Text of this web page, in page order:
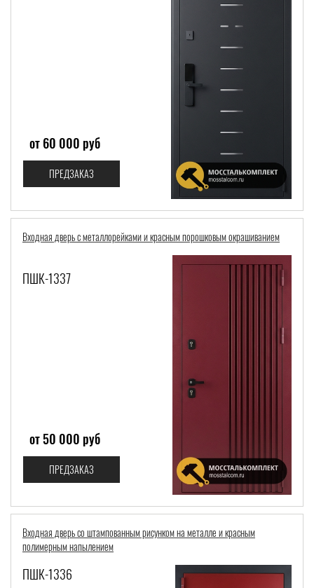
от 60 000 руб
ПРЕДЗАКАЗ
Входная дверь с металлорейками и красным порошковым окрашиванием
ПШК-1337
от 50 000 руб
ПРЕДЗАКАЗ
Входная дверь со штампованным рисунком на металле и красным
полимерным напылением
ПШК-1336